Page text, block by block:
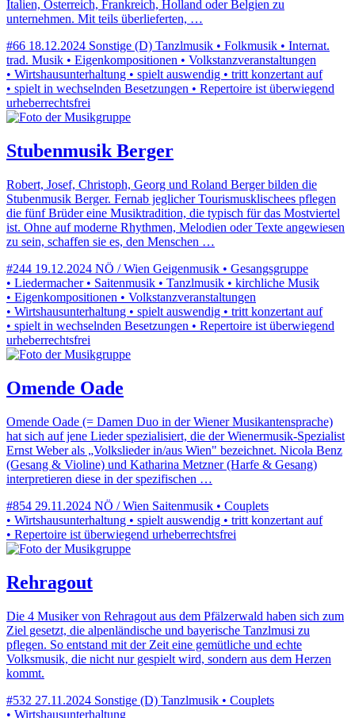
Italien, Österreich, Frankreich, Holland oder Belgien zu
unternehmen. Mit teils überlieferten, …
#66 18.12.2024 Sonstige (D) Tanzlmusik • Folkmusik • Internat.
trad. Musik • Eigenkompositionen • Volkstanzveranstaltungen
• Wirtshausunterhaltung • spielt auswendig • tritt konzertant auf
• spielt in wechselnden Besetzungen • Repertoire ist überwiegend
urheberrechtsfrei
Stubenmusik Berger
Robert, Josef, Christoph, Georg und Roland Berger bilden die
Stubenmusik Berger. Fernab jeglicher Tourismusklischees pflegen
die fünf Brüder eine Musiktradition, die typisch für das Mostviertel
ist. Ohne auf moderne Rhythmen, Melodien oder Texte angewiesen
zu sein, schaffen sie es, den Menschen …
#244 19.12.2024 NÖ / Wien Geigenmusik • Gesangsgruppe
• Liedermacher • Saitenmusik • Tanzlmusik • kirchliche Musik
• Eigenkompositionen • Volkstanzveranstaltungen
• Wirtshausunterhaltung • spielt auswendig • tritt konzertant auf
• spielt in wechselnden Besetzungen • Repertoire ist überwiegend
urheberrechtsfrei
Omende Oade
Omende Oade (= Damen Duo in der Wiener Musikantensprache)
hat sich auf jene Lieder spezialisiert, die der Wienermusik-Spezialist
Ernst Weber als „Volkslieder in/aus Wien" bezeichnet. Nicola Benz
(Gesang & Violine) und Katharina Metzner (Harfe & Gesang)
interpretieren diese in der spezifischen …
#854 29.11.2024 NÖ / Wien Saitenmusik • Couplets
• Wirtshausunterhaltung • spielt auswendig • tritt konzertant auf
• Repertoire ist überwiegend urheberrechtsfrei
Rehragout
Die 4 Musiker von Rehragout aus dem Pfälzerwald haben sich zum
Ziel gesetzt, die alpenländische und bayerische Tanzlmusi zu
pflegen. So entstand mit der Zeit eine gemütliche und echte
Volksmusik, die nicht nur gespielt wird, sondern aus dem Herzen
kommt.
#532 27.11.2024 Sonstige (D) Tanzlmusik • Couplets
• Wirtshausunterhaltung